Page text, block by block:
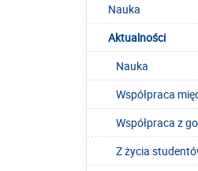
Nauka
Aktualności
Nauka
Współpraca
Współpraca z
Z życia